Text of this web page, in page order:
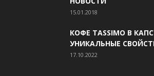
15.01.2018
КОФЕ TASSIMO В
УНИКАЛЬНЫЕ
17.10.2022